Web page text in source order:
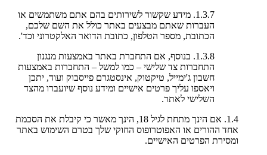
1.3.7. מידע שקשור לשירותים בהם אתם משתמשים או
העברות שאתם מבצעים באתר כולל את השם שלכם,
הכתובת, מספר הטלפון, כתובת הדואר האלקטרוני וכד'.
1.3.8. בנוסף, אם התחברת באתר באמצעות מנגנון
התחברות צד שלישי – כמו למשל – התחברות באמצעות
חשבון ג'ימייל, טיקטוק, אינסטגרם פייסבוק ועוד, יתכן
ויאספו עליך פרטים אישיים ומידע נוסף שיועברו מהצד
השלישי לאתר.
1.4. אם הינך מתחת לגיל 18, הינך מאשר כי קיבלת את הסכמת
אחד ההורים או האפוטרופוס החוקי שלך בטרם השימוש באתר
ומסירת הפרטים האישיים.